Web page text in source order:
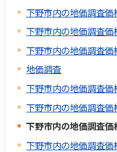
下野市内の地価調査価
下野市内の地価調査価
下野市内の地価調査価
地価調査
下野市内の地価調査
下野市内の地価調査
下野市内の地価調査
下野市内の地価調査